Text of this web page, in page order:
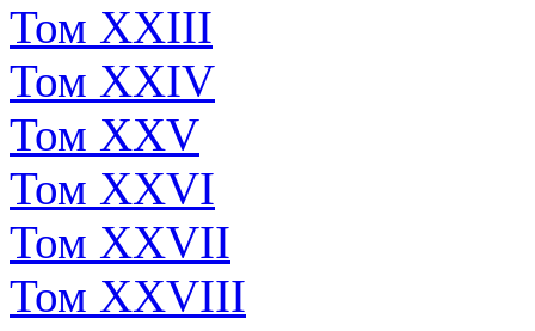
Том XXIII
Том XXIV
Том XXV
Том XXVI
Том XXVII
Том XXVIII